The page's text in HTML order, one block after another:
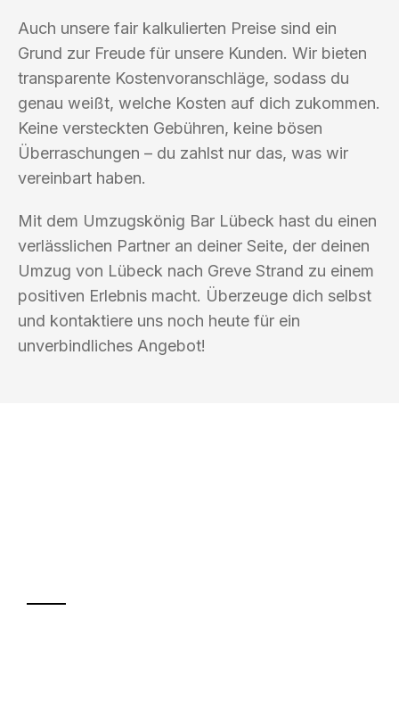
Auch unsere fair kalkulierten Preise sind ein
Grund zur Freude für unsere Kunden. Wir bieten
transparente Kostenvoranschläge, sodass du
genau weißt, welche Kosten auf dich zukommen.
Keine versteckten Gebühren, keine bösen
Überraschungen – du zahlst nur das, was wir
vereinbart haben.
Mit dem Umzugskönig Bar Lübeck hast du einen
verlässlichen Partner an deiner Seite, der deinen
Umzug von Lübeck nach Greve Strand zu einem
positiven Erlebnis macht. Überzeuge dich selbst
und kontaktiere uns noch heute für ein
unverbindliches Angebot!